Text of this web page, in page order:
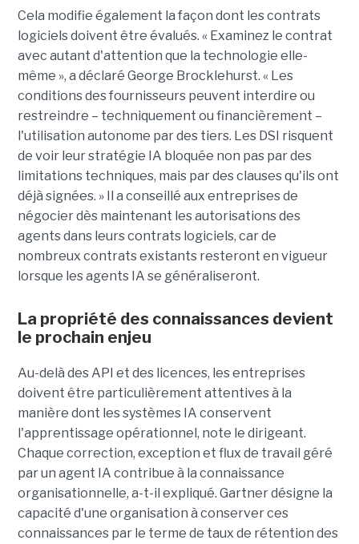
Cela modifie également la façon dont les contrats
logiciels doivent être évalués. « Examinez le contrat
avec autant d'attention que la technologie elle-
même », a déclaré George Brocklehurst. « Les
conditions des fournisseurs peuvent interdire ou
restreindre – techniquement ou financièrement – ​​
l'utilisation autonome par des tiers. Les DSI risquent
de voir leur stratégie IA bloquée non pas par des
limitations techniques, mais par des clauses qu'ils ont
déjà signées. » Il a conseillé aux entreprises de
négocier dès maintenant les autorisations des
agents dans leurs contrats logiciels, car de
nombreux contrats existants resteront en vigueur
lorsque les agents IA se généraliseront.
La propriété des connaissances devient
le prochain enjeu
Au-delà des API et des licences, les entreprises
doivent être particulièrement attentives à la
manière dont les systèmes IA conservent
l'apprentissage opérationnel, note le dirigeant.
Chaque correction, exception et flux de travail géré
par un agent IA contribue à la connaissance
organisationnelle, a-t-il expliqué. Gartner désigne la
capacité d'une organisation à conserver ces
connaissances par le terme de taux de rétention des